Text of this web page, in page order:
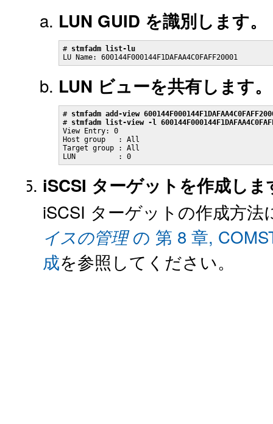
LUN GUID を識別します。
# stmfadm list-lu
LU Name: 600144F000144F1DAFAA4C0FAFF20001
LUN ビューを共有します。
# stmfadm add-view
# stmfadm list-view -l
View Entry: 0
Host group   : All
Target group : All
LUN          : 0
iSCSI ターゲットを作成しま
iSCSI ターゲットの作成方法
イスの管理の 第 8 章,
成を参照してください。